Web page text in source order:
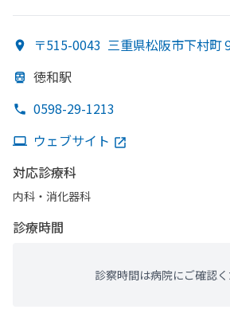
〒515-0043 三重県松阪市下村町
徳和駅
0598-29-1213
ウェブサイト
対応診療科
内科・​消化器科
診療時間
診察時間は病院にご確認